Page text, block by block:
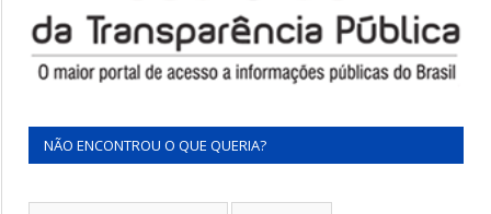
NÃO ENCONTROU O QUE QUERIA?